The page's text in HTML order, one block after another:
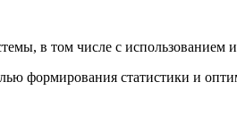
в том числе с использованием
формирования статистики и